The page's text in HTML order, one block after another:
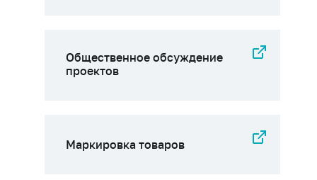
Общественное обсуждение
проектов
Маркировка товаров